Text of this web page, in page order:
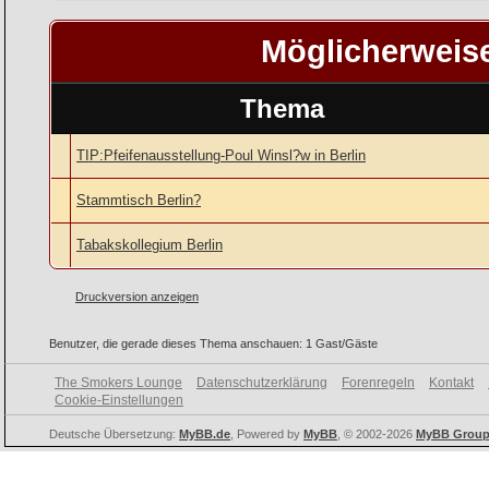
Thema
TIP:Pfeifenausstellung-Poul Winsl?w in Berlin
Stammtisch Berlin?
Tabakskollegium Berlin
Druckversion anzeigen
Benutzer, die gerade dieses Thema anschauen: 1 Gast/Gäste
The Smokers Lounge Datenschutzerklärung Forenregeln Kontakt
Cookie-Einstellungen
Deutsche Übersetzung: MyBB.de , Powered by MyBB , © 2002-2026 MyBB Group